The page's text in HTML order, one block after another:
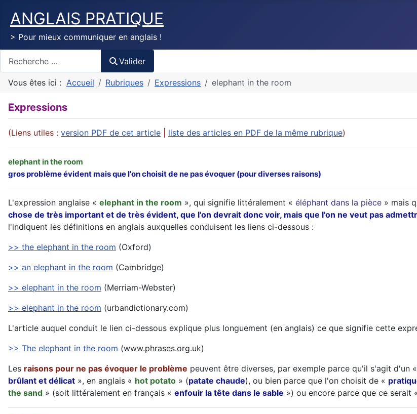
ANGLAIS PRATIQUE
> Pour mieux communiquer en anglais !
Valider
Vous êtes ici : Accueil Rubriques Expressions elephant in the room
Expressions
(Liens utiles : version PDF de cet article liste des articles en PDF de la même rubrique)
elephant in the room
gros problème évident mais que l'on choisit de ne pas évoquer (pour diverses raisons)
L'expression anglaise « elephant in the room », qui signifie littéralement « éléphant dans la pièce » mais
chose de très important et de très évident, que l'on devrait donc voir, mais que l'on ne veut pas
l'indiquent les définitions en anglais auxquelles conduisent les liens ci-dessous :
>> the elephant in the room (Oxford)
>> an elephant in the room (Cambridge)
>> elephant in the room (Merriam-Webster)
>> elephant in the room (urbandictionary.com)
L'article auquel conduit le lien ci-dessous explique plus longuement (en anglais) ce que signifie cette
>> The elephant in the room (www.phrases.org.uk)
Les raisons pour ne pas évoquer le problème peuvent être diverses, par exemple parce qu'il s'agit d'un «
brûlant et délicat », en anglais « hot potato » (patate chaude), ou bien parce que l'on choisit de «
the sand » (soit littéralement en français « enfouir la tête dans le sable ») ou encore parce que ce serait